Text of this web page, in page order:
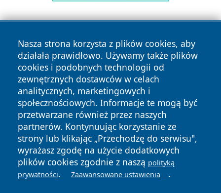
Nasza strona korzysta z plików cookies, aby
działała prawidłowo. Używamy także plików
cookies i podobnych technologii od
zewnętrznych dostawców w celach
analitycznych, marketingowych i
społecznościowych. Informacje te mogą być
przetwarzane również przez naszych
partnerów. Kontynuując korzystanie ze
strony lub klikając „Przechodzę do serwisu",
wyrażasz zgodę na użycie dodatkowych
plików cookies zgodnie z naszą polityką
prywatności. Zaawansowane ustawienia .
Copyright © 2026 portalkalisz.pl Wszystkie prawa
zastrzeżone.
News Autorzy
Polityka
Prywatności
Polityka
Cookies